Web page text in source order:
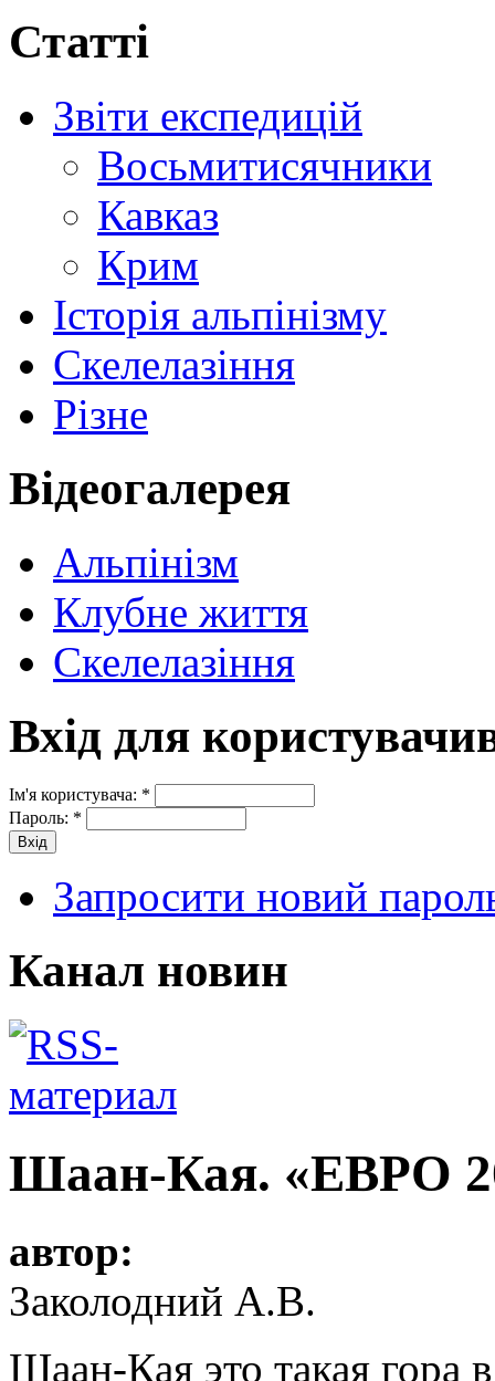
Статті
Звіти експедицій
Восьмитисячники
Кавказ
Крим
Історія альпінізму
Скелелазіння
Різне
Відеогалерея
Альпінізм
Клубне життя
Скелелазіння
Вхід для
Ім'я користувача: *
Пароль: *
Запросити новий
Канал новин
Шаан-Кая. «ЕВРО
автор:
Заколодний А.В.
Шаан-Кая это такая гора